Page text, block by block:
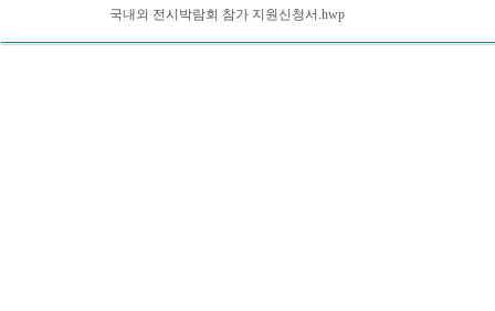
국내외 전시박람회 참가 지원신청서.hwp